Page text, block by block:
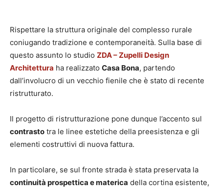
Rispettare la struttura originale del complesso rurale
coniugando tradizione e contemporaneità. Sulla base di
questo assunto lo studio ZDA – Zupelli Design
Architettura ha realizzato Casa Bona, partendo
dall’involucro di un vecchio fienile che è stato di recente
ristrutturato.
Il progetto di ristrutturazione pone dunque l’accento sul
contrasto tra le linee estetiche della preesistenza e gli
elementi costruttivi di nuova fattura.
In particolare, se sul fronte strada è stata preservata la
continuità prospettica e materica della cortina esistente,